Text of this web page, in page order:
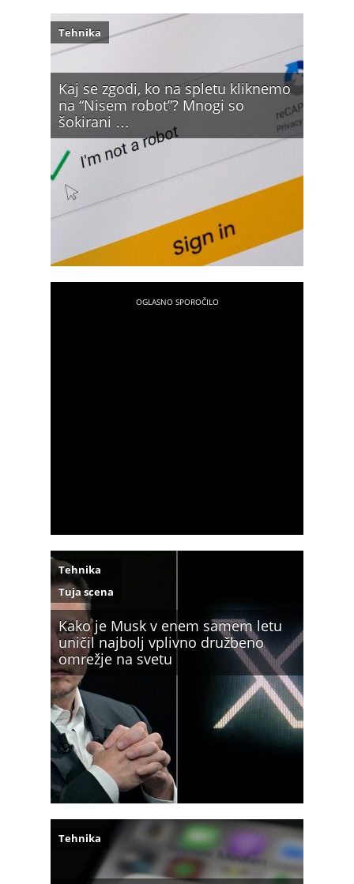
Kaj se zgodi, ko na spletu kliknemo
na “Nisem robot”? Mnogi so
šokirani …
Tehnika
Kako je Musk v enem samem letu
uničil najbolj vplivno družbeno
omrežje na svetu
Tehnika
Tuja scena
Tehnika